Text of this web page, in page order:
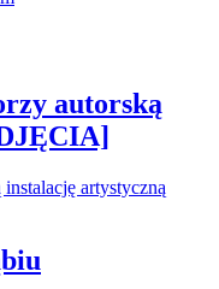
autorską